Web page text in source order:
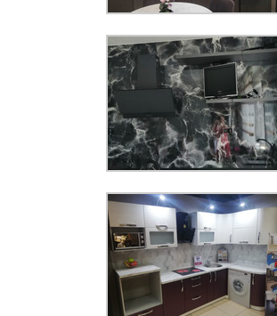
Увеличить
Панель КМ 294 (3000*1200*3мм)
Увеличить
Панель КМ 352